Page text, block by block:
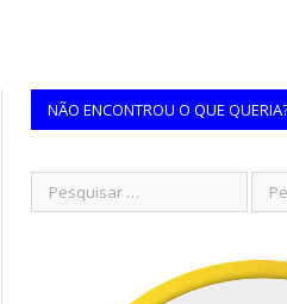
NÃO ENCONTROU O QUE